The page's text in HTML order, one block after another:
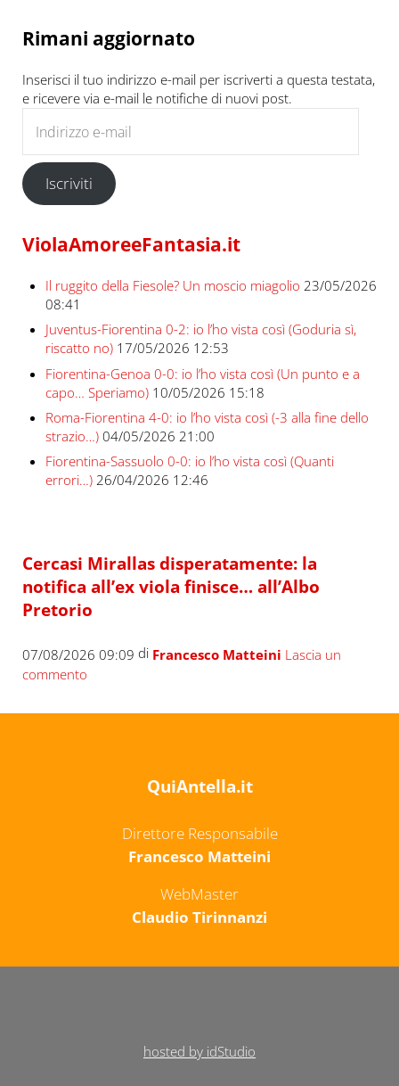
Rimani aggiornato
Inserisci il tuo indirizzo e-mail per iscriverti a questa testata,
e ricevere via e-mail le notifiche di nuovi post.
Iscriviti
ViolaAmoreeFantasia.it
Il ruggito della Fiesole? Un moscio miagolio 23/05/2026
08:41
Juventus-Fiorentina 0-2: io l’ho vista così (Goduria sì,
riscatto no) 17/05/2026 12:53
Fiorentina-Genoa 0-0: io l’ho vista così (Un punto e a
capo… Speriamo) 10/05/2026 15:18
Roma-Fiorentina 4-0: io l’ho vista così (-3 alla fine dello
strazio…) 04/05/2026 21:00
Fiorentina-Sassuolo 0-0: io l’ho vista così (Quanti
errori…) 26/04/2026 12:46
Cercasi Mirallas disperatamente: la
notifica all’ex viola finisce… all’Albo
Pretorio
07/08/2026 09:09 di Francesco Matteini Lascia un
commento
QuiAntella.it
Direttore Responsabile
Francesco Matteini
WebMaster
Claudio Tirinnanzi
hosted by idStudio